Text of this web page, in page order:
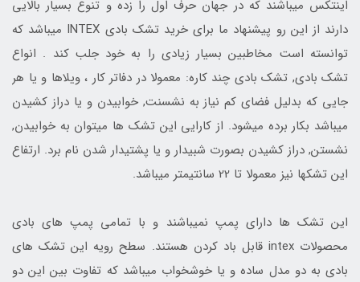
اینتکس میباشند که در جهان حرف اول را زده و تنوع بسیار بالایی
دارند از این رو پیشنهاد ما برای خرید تشک بادی INTEX میباشد که
توانسته است مخاطبین بسیار زیادی را به خود جلب کند . انواع
تشک بادی, تشک بادی چند کاره: معمولا در دفاتر کار ، ویلاها و یا هر
جایی که بدلیل فضای کم نیاز به نشسنت, خوابیدن و یا دراز کشیدن
میباشد بکار برده میشود. از کارایی این تشک ها میتوان به خوابیدن,
نشستن, دراز کشیدن بصورت شبیدار و یا پشتیدار شدن نام برد. ارتفاع
این تشکها نیز معمولا تا 22 سانتیمتر میباشد.
این تشک ها دارای پمپ نمیباشند و با تمامی پمپ های بادی
محصولات intex قابل باد کردن هستند. سطح رویه این تشک های
بادی به دو مدل ساده و یا خوشخواب میباشد که تفاوت بین این دو